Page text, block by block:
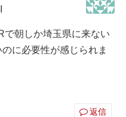
で朝しか埼玉県に来ない
に必要性が感じられま
返信